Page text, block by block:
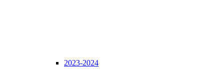
2023-2024